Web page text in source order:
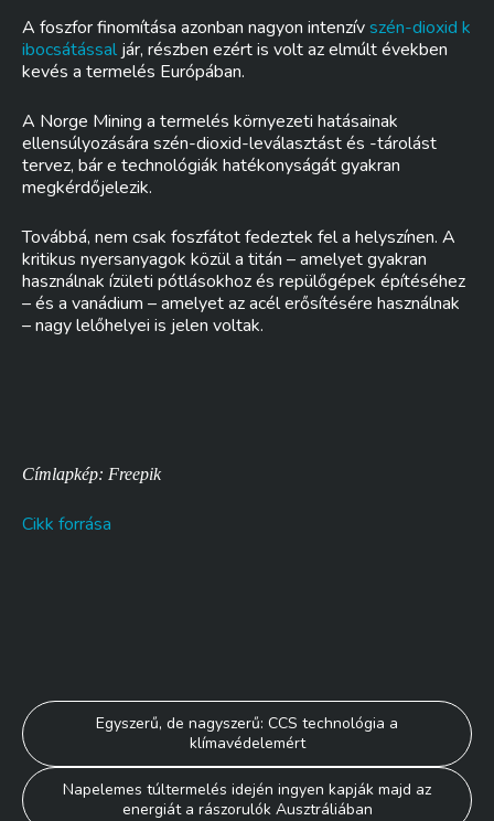
A foszfor finomítása azonban nagyon intenzívszén-dioxid k
ibocsátással jár, részben ezért is volt az elmúlt években
kevés a termelés Európában.
A Norge Mining a termelés környezeti hatásainak
ellensúlyozására szén-dioxid-leválasztást és -tárolást
tervez, bár e technológiák hatékonyságát gyakran
megkérdőjelezik.
Továbbá, nem csak foszfátot fedeztek fel a helyszínen. A
kritikus nyersanyagok közül a titán – amelyet gyakran
használnak ízületi pótlásokhoz és repülőgépek építéséhez
– és a vanádium – amelyet az acél erősítésére használnak
– nagy lelőhelyei is jelen voltak.
Címlapkép: Freepik
Cikk forrása
Bejegyzés
navigáció
Egyszerű, de nagyszerű: CCS technológia a
klímavédelemért
Napelemes túltermelés idején ingyen kapják majd az
energiát a rászorulók Ausztráliában